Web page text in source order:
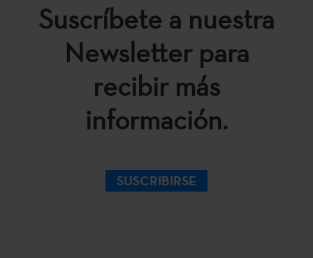
Suscríbete a nuestra
Newsletter para
recibir más
información.
SUSCRIBIRSE